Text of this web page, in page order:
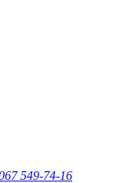
549-74-16